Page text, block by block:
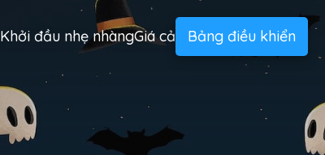
Khởi đầu nhẹ nhàngGiá cả Bảng điều khiển